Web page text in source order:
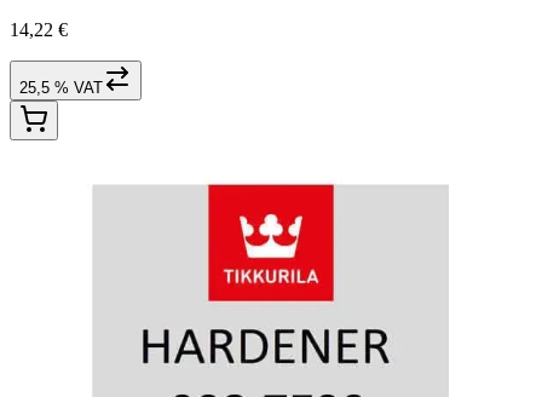
14,22 €
25,5 % VAT